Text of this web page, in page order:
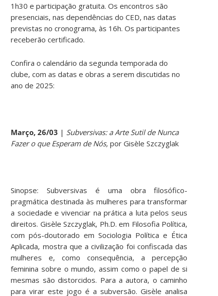
1h30 e participação gratuita. Os encontros são
presenciais, nas dependências do CED, nas datas
previstas no cronograma, às 16h. Os participantes
receberão certificado.
Confira o calendário da segunda temporada do
clube, com as datas e obras a serem discutidas no
ano de 2025:
Março, 26/03 | Subversivas: a Arte Sutil de Nunca
Fazer o que Esperam de Nós,por Gisèle Szczyglak
Sinopse: Subversivas é uma obra filosófico-
pragmática destinada às mulheres para transformar
a sociedade e vivenciar na prática a luta pelos seus
direitos. Gisèle Szczyglak, Ph.D. em Filosofia Política,
com pós-doutorado em Sociologia Política e Ética
Aplicada, mostra que a civilização foi confiscada das
mulheres e, como consequência, a percepção
feminina sobre o mundo, assim como o papel de si
mesmas são distorcidos. Para a autora, o caminho
para virar este jogo é a subversão. Gisèle analisa